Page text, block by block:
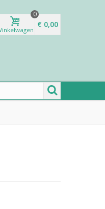
0
€ 0,00